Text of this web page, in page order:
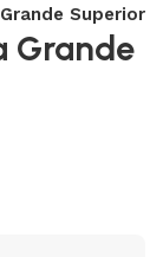
Superior
Grande